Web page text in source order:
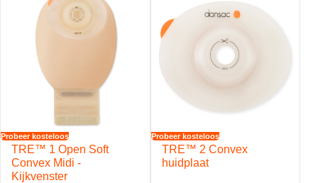
Probeer kosteloos
TRE™ 1 Open Soft
Convex Midi -
Kijkvenster
Probeer kosteloos
TRE™ 2 Convex
huidplaat